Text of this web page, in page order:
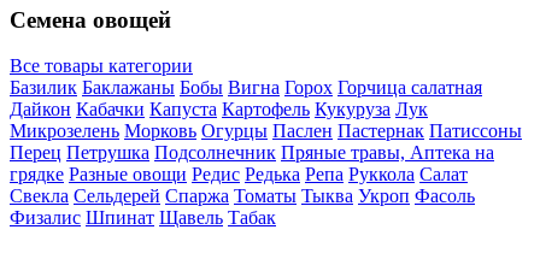
Семена овощей
Все товары категории
Базилик Баклажаны Бобы Вигна Горох Горчица салатная
Дайкон Кабачки Капуста Картофель Кукуруза Лук
Микрозелень Морковь Огурцы Паслен Пастернак Патиссоны
Перец Петрушка Подсолнечник Пряные травы, Аптека на
грядке Разные овощи Редис Редька Репа Руккола Салат
Свекла Сельдерей Спаржа Томаты Тыква Укроп Фасоль
Физалис Шпинат Щавель Табак